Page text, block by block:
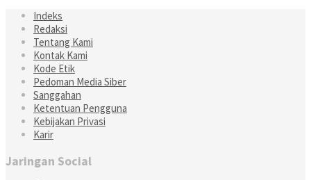
Indeks
Redaksi
Tentang Kami
Kontak Kami
Kode Etik
Pedoman Media Siber
Sanggahan
Ketentuan Pengguna
Kebijakan Privasi
Karir
Jaringan Social